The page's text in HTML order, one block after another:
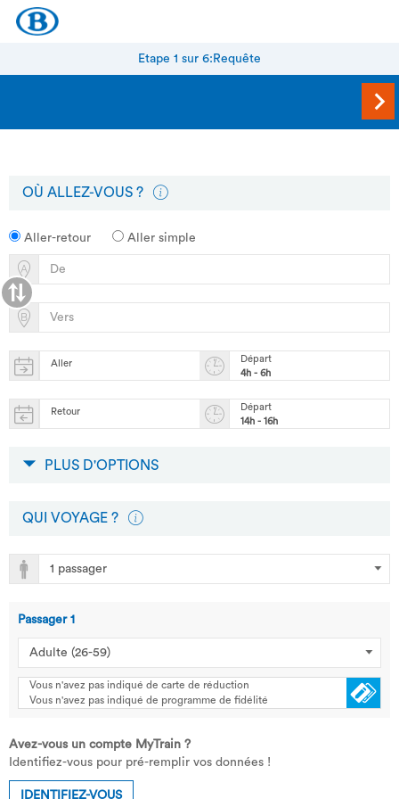
Etape 1 sur 6: Requête
OÙ ALLEZ-VOUS ?
Aller-retour Aller simple
Aller
Départ
4h - 6h
Retour
Départ
14h - 16h
PLUS D'OPTIONS
QUI VOYAGE ?
Passager 1
Vous n'avez pas indiqué de carte de réduction
Vous n'avez pas indiqué de programme de fidélité
Avez-vous un compte MyTrain ?
Identifiez-vous pour pré-remplir vos données !
IDENTIFIEZ-VOUS